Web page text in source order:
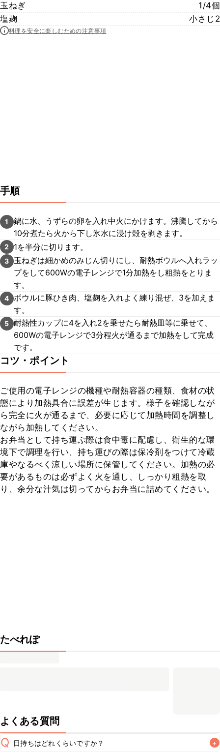
玉ねぎ
1/4個
塩麹
小さじ2
料理を安全に楽しむための注意事項
手順
1
鍋に水、うずらの卵を入れ中火にかけます。沸騰してから
10分煮たら火から下し氷水に浸け殻を剥きます。
2 1を半分に切ります。
3
玉ねぎは細かめのみじん切りにし、耐熱ボウルへ入れラッ
プをして600Wの電子レンジで1分加熱をし粗熱をとりま
す。
4 ボウルに豚ひき肉、塩麹を入れよく練り混ぜ、3を加えま
す。
5 耐熱性カップに4を入れ2を乗せたら耐熱皿等に乗せて、
600Wの電子レンジで3分程火が通るまで加熱をして完成
です。
コツ・ポイント
ご使用の電子レンジの機種や耐熱容器の種類、食材の状
態により加熱具合に誤差が生じます。様子を確認しなが
ら完全に火が通るまで、必要に応じて加熱時間を調整し
ながら加熱してください。
お弁当として持ち運ぶ際は食中毒に配慮し、衛生的な環
境下で調理を行い、持ち運びの際は保冷剤をつけて冷蔵
庫やなるべく涼しい場所に保管してください。加熱の必
要があるものは必ずよく火を通し、しっかり粗熱を取
り、余分な汁気は切ってからお弁当に詰めてください。
たべれぽ
よくある質問
Q 日持ちはどれくらいですか？
+